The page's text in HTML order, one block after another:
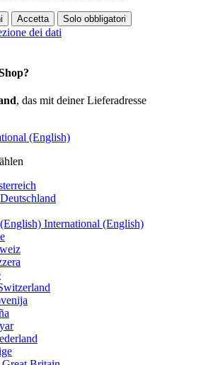
Accetta Solo obbligatori
dei dati
, das mit deiner Lieferadresse
(English)
Deutschland
International (English)